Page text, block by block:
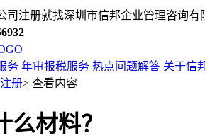
司注册就找深圳市信邦企业管理咨询有
务 年审报税服务 热点问题解答 关于信
册> 查看内容
材料？